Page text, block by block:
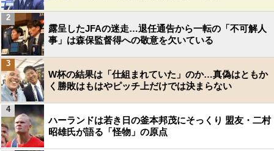
露呈したJFAの迷走…退任通告から一転の「不可解人
事」は森保監督得への敬意を欠いている
2
W杯の結果は「仕組まれていた」のか…真偽はともか
く勝敗はもはやピッチ上だけでは決まらない
3
ハーランドは若き日の釜本邦茂にそっくり 盟友・二村
昭雄氏が語る「怪物」の原点
4